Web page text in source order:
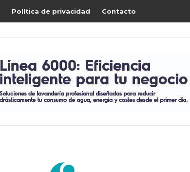
Política de privacidad Contacto